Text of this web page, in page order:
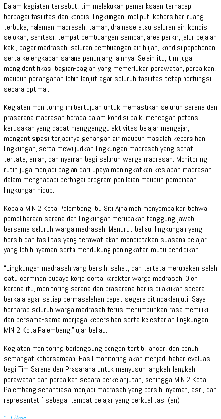
Dalam kegiatan tersebut, tim melakukan pemeriksaan terhadap
berbagai fasilitas dan kondisi lingkungan, meliputi kebersihan ruang
terbuka, halaman madrasah, taman, drainase atau saluran air, kondisi
selokan, sanitasi, tempat pembuangan sampah, area parkir, jalur pejalan
kaki, pagar madrasah, saluran pembuangan air hujan, kondisi pepohonan,
serta kelengkapan sarana penunjang lainnya. Selain itu, tim juga
mengidentifikasi bagian-bagian yang memerlukan perawatan, perbaikan,
maupun penanganan lebih lanjut agar seluruh fasilitas tetap berfungsi
secara optimal.
Kegiatan monitoring ini bertujuan untuk memastikan seluruh sarana dan
prasarana madrasah berada dalam kondisi baik, mencegah potensi
kerusakan yang dapat mengganggu aktivitas belajar mengajar,
mengantisipasi terjadinya genangan air maupun masalah kebersihan
lingkungan, serta mewujudkan lingkungan madrasah yang sehat,
tertata, aman, dan nyaman bagi seluruh warga madrasah. Monitoring
rutin juga menjadi bagian dari upaya meningkatkan kesiapan madrasah
dalam menghadapi berbagai program penilaian maupun pembinaan
lingkungan hidup.
Kepala MIN 2 Kota Palembang Ibu Siti Ajnaimah menyampaikan bahwa
pemeliharaan sarana dan lingkungan merupakan tanggung jawab
bersama seluruh warga madrasah. Menurut beliau, lingkungan yang
bersih dan fasilitas yang terawat akan menciptakan suasana belajar
yang lebih nyaman serta mendukung peningkatan mutu pendidikan.
“Lingkungan madrasah yang bersih, sehat, dan tertata merupakan salah
satu cerminan budaya kerja serta karakter warga madrasah. Oleh
karena itu, monitoring sarana dan prasarana harus dilakukan secara
berkala agar setiap permasalahan dapat segera ditindaklanjuti. Saya
berharap seluruh warga madrasah terus menumbuhkan rasa memiliki
dan bersama-sama menjaga kebersihan serta kelestarian lingkungan
MIN 2 Kota Palembang,” ujar beliau.
Kegiatan monitoring berlangsung dengan tertib, lancar, dan penuh
semangat kebersamaan. Hasil monitoring akan menjadi bahan evaluasi
bagi Tim Sarana dan Prasarana untuk menyusun langkah-langkah
perawatan dan perbaikan secara berkelanjutan, sehingga MIN 2 Kota
Palembang senantiasa menjadi madrasah yang bersih, nyaman, asri, dan
representatif sebagai tempat belajar yang berkualitas. (an)